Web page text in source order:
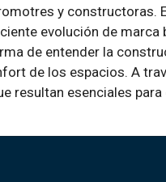
y constructoras.
evolución de
de entender la
de los espacios. A
resultan esenciales